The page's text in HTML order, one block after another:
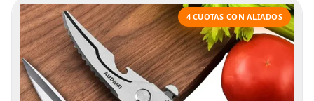
4 CUOTAS CON ALIADOS